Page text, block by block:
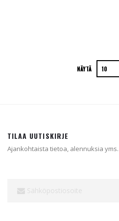
NÄYTÄ
TILAA UUTISKIRJE
Ajankohtaista tietoa, alennuksia yms.